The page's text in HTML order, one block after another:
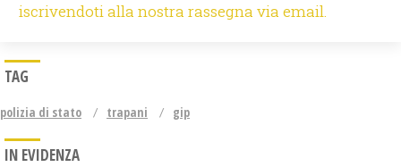
iscrivendoti alla nostra rassegna via email.
TAG
polizia di stato trapani gip
IN EVIDENZA